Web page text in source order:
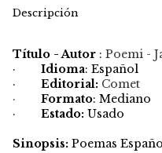
Descripción
Título - Autor : Poemi -
· Idioma: Español
· Editorial: Comet
· Formato: Mediano
· Estado: Usado
Sinopsis: Poemas